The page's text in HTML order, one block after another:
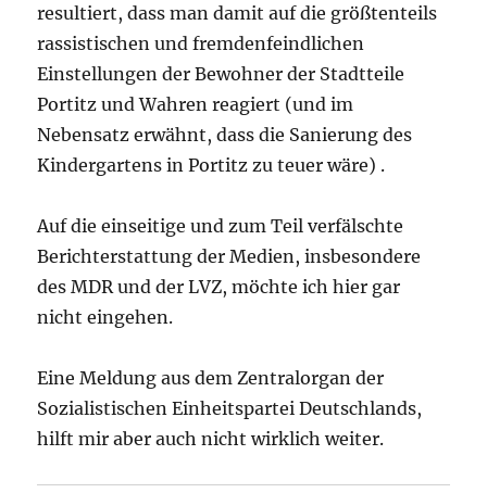
resultiert, dass man damit auf die größtenteils
rassistischen und fremdenfeindlichen
Einstellungen der Bewohner der Stadtteile
Portitz und Wahren reagiert (und im
Nebensatz erwähnt, dass die Sanierung des
Kindergartens in Portitz zu teuer wäre) .
Auf die einseitige und zum Teil verfälschte
Berichterstattung der Medien, insbesondere
des MDR und der LVZ, möchte ich hier gar
nicht eingehen.
Eine Meldung aus dem Zentralorgan der
Sozialistischen Einheitspartei Deutschlands,
hilft mir aber auch nicht wirklich weiter.